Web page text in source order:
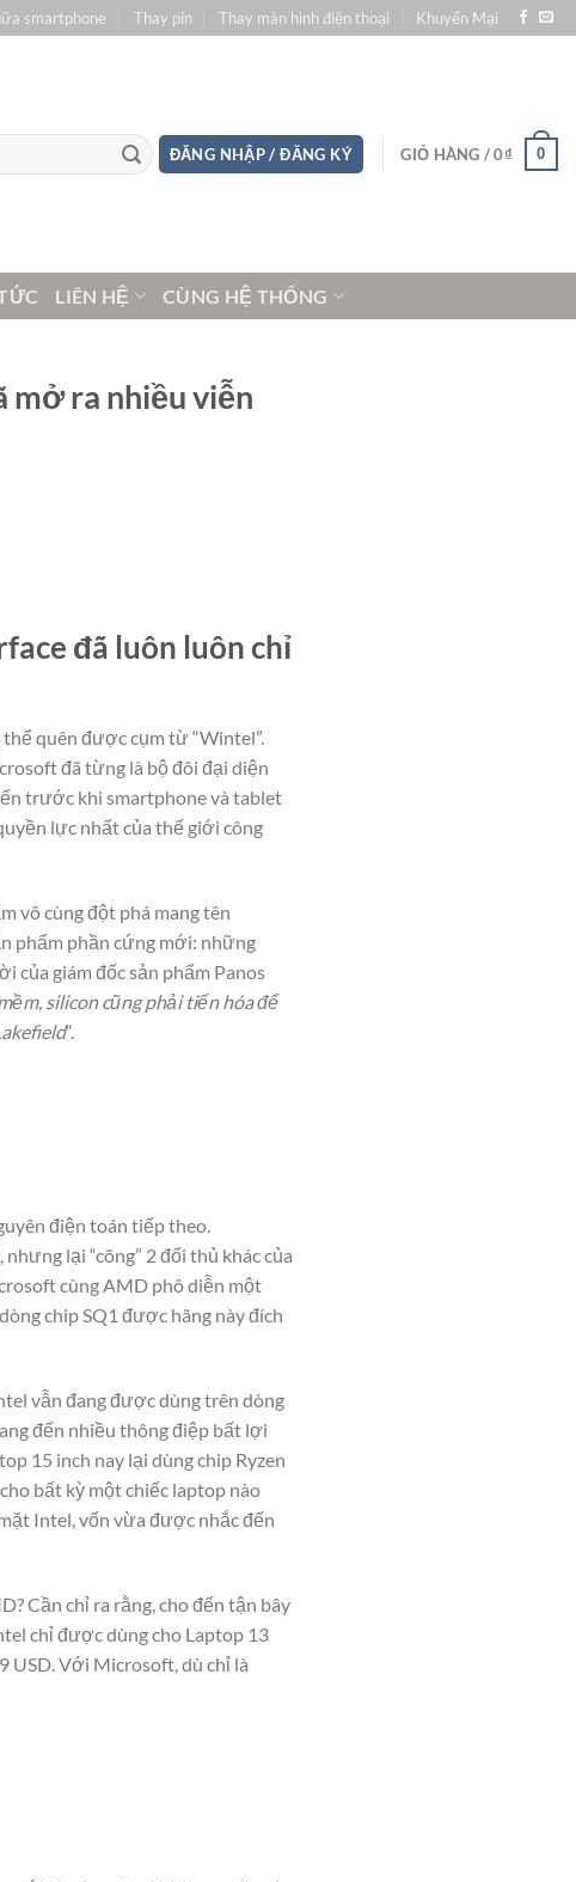
smartphone Thay pin Thay màn hình điện thoại Khuyến Mại
ĐĂNG NHẬP / ĐĂNG KÝ GIỎ HÀNG /0₫ 0
LIÊN HỆ CÙNG HỆ THỐNG
mở ra nhiều viễn
đã luôn luôn chỉ
quên được cụm từ “Wintel”.
đã từng là bộ đôi đại diện
trước khi smartphone và tablet
lực nhất của thế giới công
vô cùng đột phá mang tên
phẩm phần cứng mới: những
của giám đốc sản phẩm Panos
silicon cũng phải tiến hóa để
“.
điện toán tiếp theo.
lại “cõng” 2 đối thủ khác của
cùng AMD phô diễn một
chip SQ1 được hãng này đích
vẫn đang được dùng trên dòng
đến nhiều thông điệp bất lợi
15 inch nay lại dùng chip Ryzen
bất kỳ một chiếc laptop nào
Intel, vốn vừa được nhắc đến
Cần chỉ ra rằng, cho đến tận bây
chỉ được dùng cho Laptop 13
USD. Với Microsoft, dù chỉ là